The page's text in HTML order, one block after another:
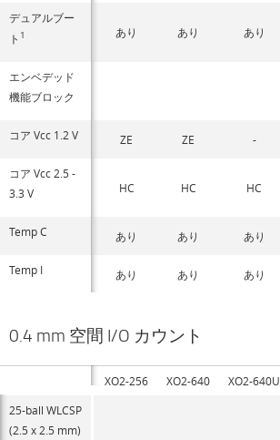
デュアルブー
ト 1 あり あり あり
エンベデッド
機能ブロック
コア Vcc 1.2 V ZE ZE -
コア Vcc 2.5 -
3.3 V
HC HC HC
Temp C あり あり あり
Temp I あり あり あり
0.4 mm 空間 I/O カウント
XO2-256 XO2-640 XO2-640U
25-ball WLCSP
(2.5 x 2.5 mm)